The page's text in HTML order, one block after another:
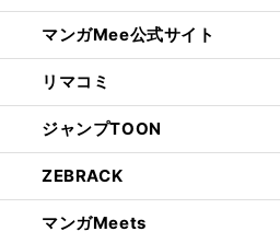
マンガMee公式サイト
リマコミ
ジャンプTOON
ZEBRACK
マンガMeets